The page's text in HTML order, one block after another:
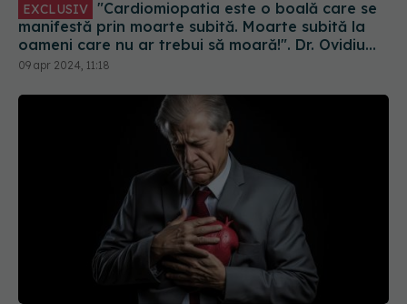
EXCLUSIV
manifestă prin moarte subită. Moarte subită la
oameni care nu ar trebui să moară!". Dr. Ovidiu
Chioncel: Ce înseamnă scump când salvezi viața
09 apr 2024, 11:18